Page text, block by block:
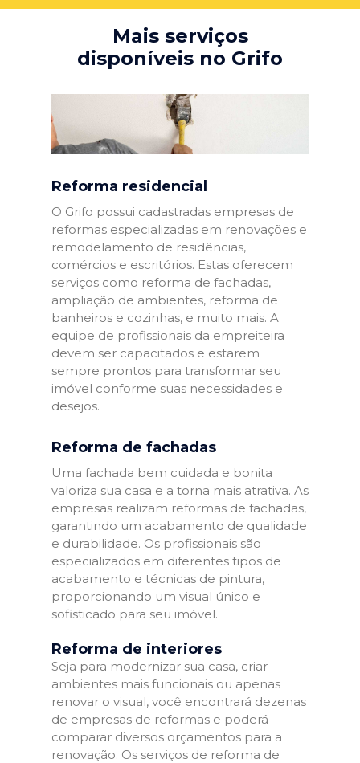
Mais serviços
disponíveis no Grifo
Reforma residencial
O Grifo possui cadastradas empresas de
reformas especializadas em renovações e
remodelamento de residências,
comércios e escritórios. Estas oferecem
serviços como reforma de fachadas,
ampliação de ambientes, reforma de
banheiros e cozinhas, e muito mais. A
equipe de profissionais da empreiteira
devem ser capacitados e estarem
sempre prontos para transformar seu
imóvel conforme suas necessidades e
desejos.
Reforma de fachadas
Uma fachada bem cuidada e bonita
valoriza sua casa e a torna mais atrativa. As
empresas realizam reformas de fachadas,
garantindo um acabamento de qualidade
e durabilidade. Os profissionais são
especializados em diferentes tipos de
acabamento e técnicas de pintura,
proporcionando um visual único e
sofisticado para seu imóvel.
Reforma de interiores
Seja para modernizar sua casa, criar
ambientes mais funcionais ou apenas
renovar o visual, você encontrará dezenas
de empresas de reformas e poderá
comparar diversos orçamentos para a
renovação. Os serviços de reforma de